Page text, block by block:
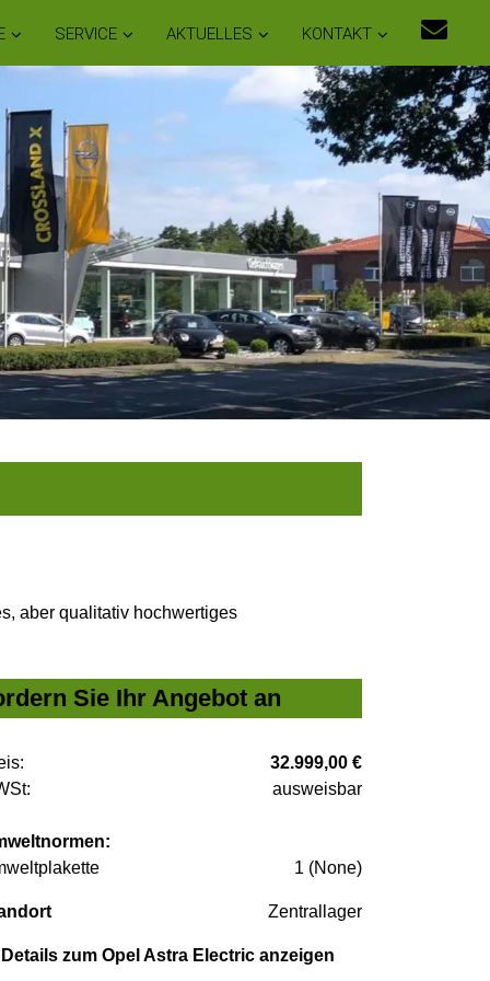
SERVICE AKTUELLES KONTAKT
aber qualitativ hochwertiges
Sie Ihr Angebot an
32.999,00 €
ausweisbar
1 (None)
Zentrallager
Details zum Opel Astra Electric anzeigen